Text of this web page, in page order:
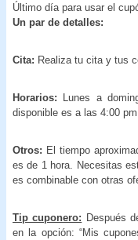
Último día para usar el
Un par de detalles:
Cita: Realiza tu cita y tus
Horarios:
Lunes a
disponible es a las 4:00 pm.
Otros: El tiempo
es de 1 hora. Necesitas
es combinable con otras
Tip cuponero: Después
en la opción: “Mis